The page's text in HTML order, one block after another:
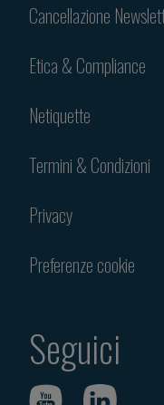
Cancellazione
Etica & Compliance
Netiquette
Termini & Condizioni
Privacy
Preferenze cookie
Seguici